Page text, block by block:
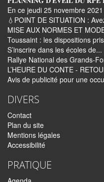
En ce jeudi 25 novembre
💧POINT DE SITUATION :
MISE AUX NORMES ET
Toussaint : les dispositions
S’inscrire dans les écoles de...
Rallye National des Grands-
L’HEURE DU CONTE -
Avis de publicité pour une
DIVERS
Contact
Plan du site
Mentions légales
Accessibilité
PRATIQUE